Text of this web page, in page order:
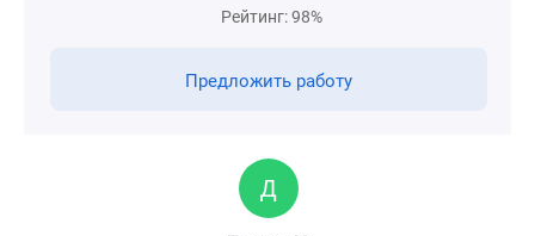
Рейтинг: 98%
Предложить работу